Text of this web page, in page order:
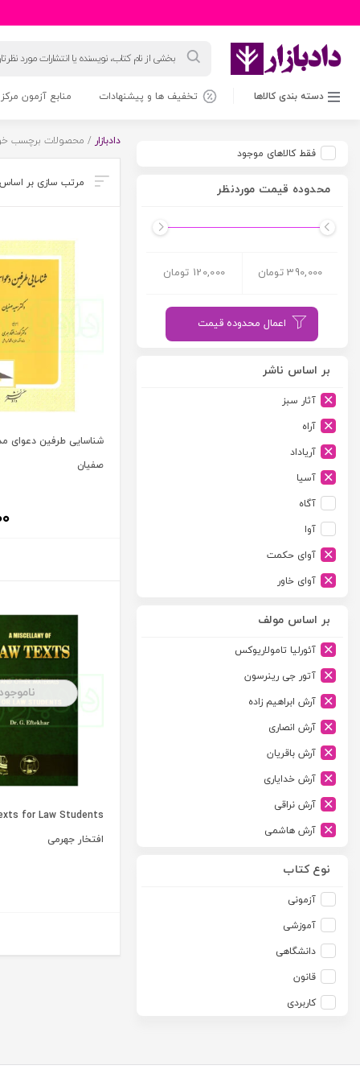
محصولات
دسته بندی کالاها تخفیف ها و پیشنهادات منابع آزمون
فقط کالاهای موجود
محدوده قیمت موردنظر
120,000 تومان 390,000 تومان
اعمال محدوده قیمت
بر اساس ناشر
آثار سبز
آراه
آریاداد
آسیا
آگاه
آوا
آوای حکمت
آوای خاور
آیدین
ارجمند
ارسطو
ارشد
اسلامیه
اشکان
اطلاعات
امجد
امید انقلاب
بر اساس مولف
آئورلیا تامولاریوکس
آتور جی رینرسون
آرش ابراهیم زاده
آرش انصاری
آرش باقریان
آرش خدایاری
آرش نراقی
آرش هاشمی
آزاده صادقی
آزیتا قربانی رحیم
آلبرت ون دایسی
آلن ردفرن
آمنه باخدا
آنتونی آگوس
نوع کتاب
آزمونی
آموزشی
دانشگاهی
قانون
کاربردی
دادبازار / محصولات برچسب
شناسایی طرفین دعوای
صفیان
ناموجود
افتخار جهرمی